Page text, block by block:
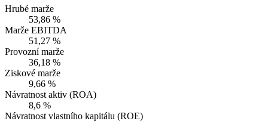
Hrubé marže
53,86 %
Marže EBITDA
51,27 %
Provozní marže
36,18 %
Ziskové marže
9,66 %
Návratnost aktiv (ROA)
8,6 %
Návratnost vlastního kapitálu (ROE)